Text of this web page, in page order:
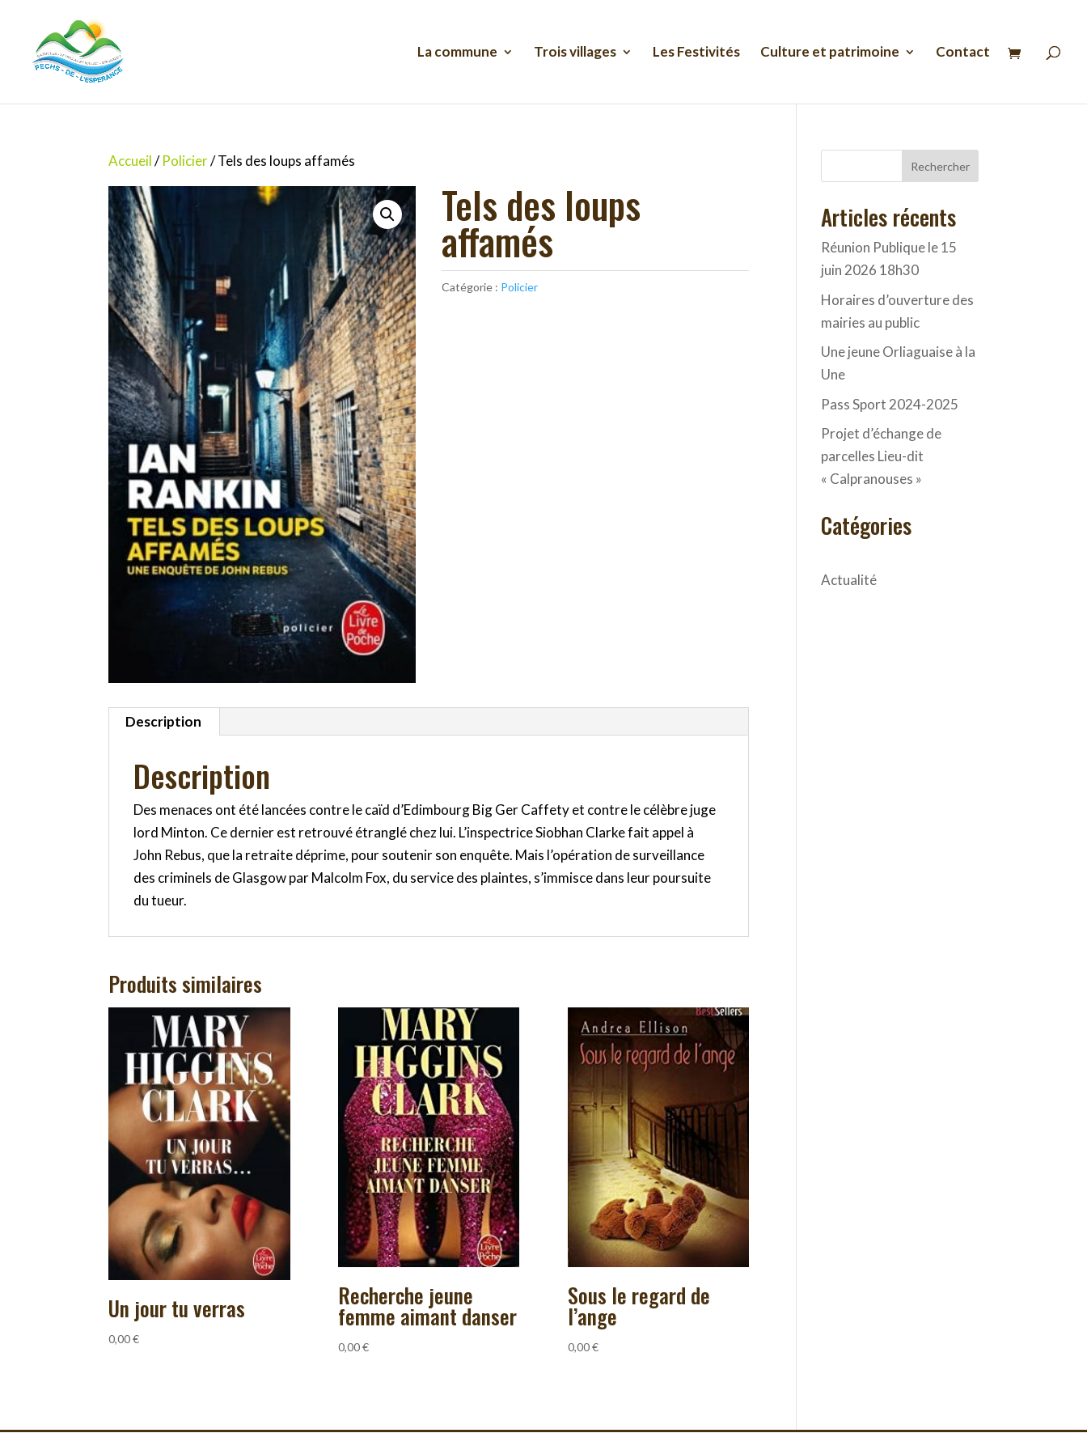
La commune Trois villages Les Festivités Culture et patrimoine Contact
Accueil/Policier/ Tels des loups affamés
Tels des loups
affamés
Catégorie : Policier
Description
Description
Des menaces ont été lancées contre le caïd d’Edimbourg Big Ger Caffety et contre le célèbre juge
lord Minton. Ce dernier est retrouvé étranglé chez lui. L’inspectrice Siobhan Clarke fait appel à
John Rebus, que la retraite déprime, pour soutenir son enquête. Mais l’opération de surveillance
des criminels de Glasgow par Malcolm Fox, du service des plaintes, s’immisce dans leur poursuite
du tueur.
Produits similaires
Un jour tu verras
0,00€
Recherche jeune
femme aimant danser
0,00€
Sous le regard de
l’ange
0,00€
Rechercher
Articles récents
Réunion Publique le 15
juin 2026 18h30
Horaires d’ouverture des
mairies au public
Une jeune Orliaguaise à la
Une
Pass Sport 2024-2025
Projet d’échange de
parcelles Lieu-dit
« Calpranouses »
Catégories
Actualité